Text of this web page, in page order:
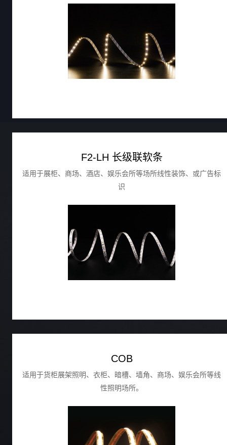
F2-LH 长级联软条
适用于展柜、商场、酒店、娱乐会所等场所线性装饰、或广告标
识
COB
适用于货柜展架照明、衣柜、暗槽、墙角、商场、娱乐会所等线
性照明场所。